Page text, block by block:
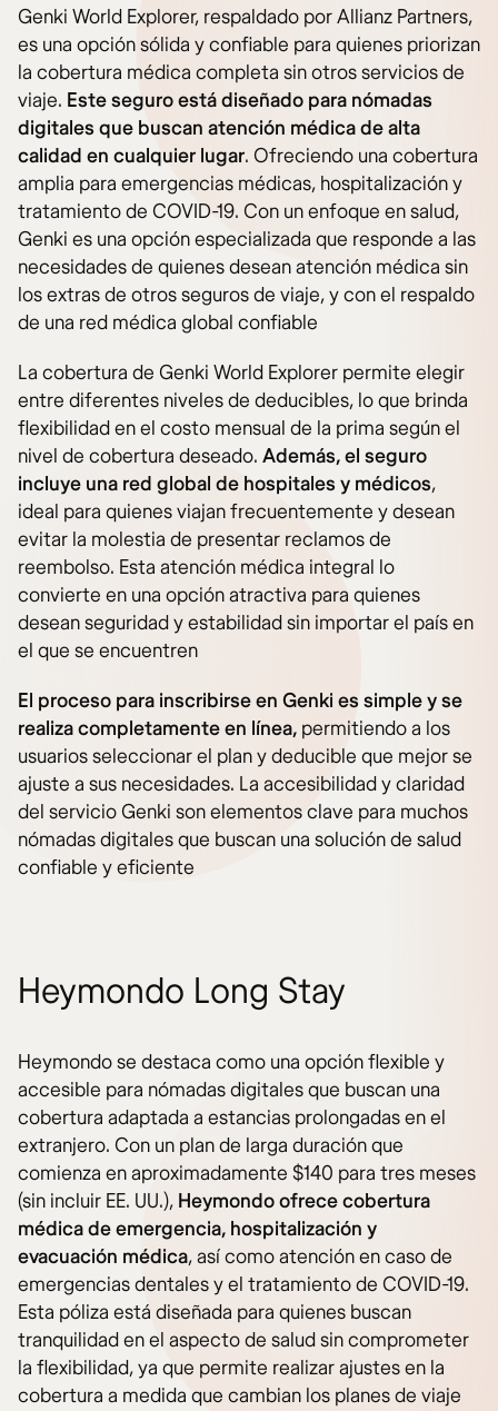
Genki World Explorer, respaldado por Allianz Partners,
es una opción sólida y confiable para quienes priorizan
la cobertura médica completa sin otros servicios de
viaje. Este seguro está diseñado para nómadas
digitales que buscan atención médica de alta
calidad en cualquier lugar. Ofreciendo una cobertura
amplia para emergencias médicas, hospitalización y
tratamiento de COVID-19. Con un enfoque en salud,
Genki es una opción especializada que responde a las
necesidades de quienes desean atención médica sin
los extras de otros seguros de viaje, y con el respaldo
de una red médica global confiable​
La cobertura de Genki World Explorer permite elegir
entre diferentes niveles de deducibles, lo que brinda
flexibilidad en el costo mensual de la prima según el
nivel de cobertura deseado. Además, el seguro
incluye una red global de hospitales y médicos,
ideal para quienes viajan frecuentemente y desean
evitar la molestia de presentar reclamos de
reembolso. Esta atención médica integral lo
convierte en una opción atractiva para quienes
desean seguridad y estabilidad sin importar el país en
el que se encuentren​
El proceso para inscribirse en Genki es simple y se
realiza completamente en línea, permitiendo a los
usuarios seleccionar el plan y deducible que mejor se
ajuste a sus necesidades. La accesibilidad y claridad
del servicio Genki son elementos clave para muchos
nómadas digitales que buscan una solución de salud
confiable y eficiente​
Heymondo Long Stay
Heymondo se destaca como una opción flexible y
accesible para nómadas digitales que buscan una
cobertura adaptada a estancias prolongadas en el
extranjero. Con un plan de larga duración que
comienza en aproximadamente $140 para tres meses
(sin incluir EE. UU.), Heymondo ofrece cobertura
médica de emergencia, hospitalización y
evacuación médica, así como atención en caso de
emergencias dentales y el tratamiento de COVID-19.
Esta póliza está diseñada para quienes buscan
tranquilidad en el aspecto de salud sin comprometer
la flexibilidad, ya que permite realizar ajustes en la
cobertura a medida que cambian los planes de viaje​